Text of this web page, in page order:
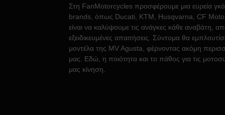
Στη FanMotorcycles προσφέρουμε μια ευρεία
brands, όπως Ducati, KTM, Husqvarna, CF
είναι να καλύψουμε τις ανάγκες κάθε αναβάτη,
εξειδικευμένες απαιτήσεις. Σύντομα θα
μοντέλα της MV Agusta, φέρνοντας ακόμη
μας. Εδώ, η ποιότητα και το πάθος για τις
μας κίνηση.